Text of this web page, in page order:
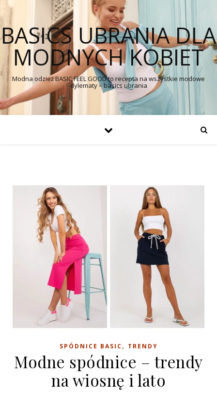
BASICS UBRANIA DLA
MODNYCH KOBIET
Modna odzież BASIC FEEL GOOD to recepta na wszystkie modowe
dylematy – basics ubrania
SPÓDNICE BASIC, TRENDY
Modne spódnice – trendy
na wiosnę i lato